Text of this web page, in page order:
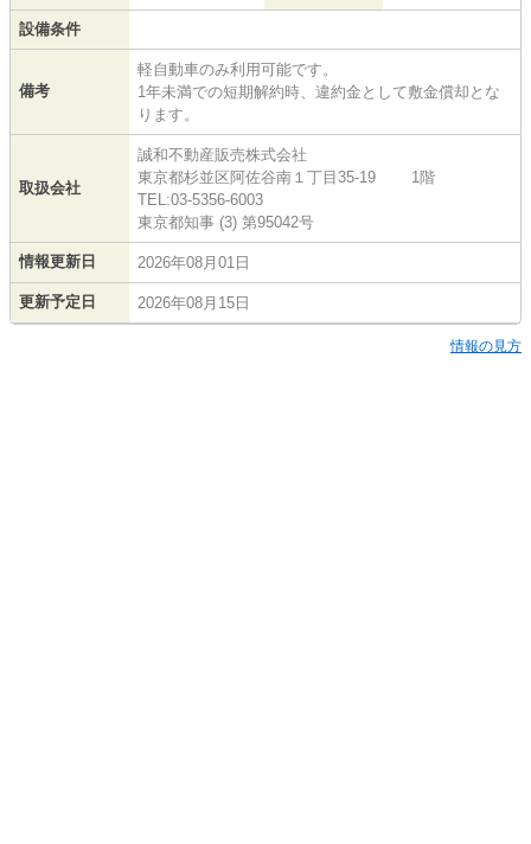
設備条件
備考
軽自動車のみ利用可能です。
1年未満での短期解約時、違約金として敷金償却とな
ります。
取扱会社
誠和不動産販売株式会社
東京都杉並区阿佐谷南１丁目35-19 1階
TEL:03-5356-6003
東京都知事 (3) 第95042号
情報更新日 2026年08月01日
更新予定日 2026年08月15日
情報の見方